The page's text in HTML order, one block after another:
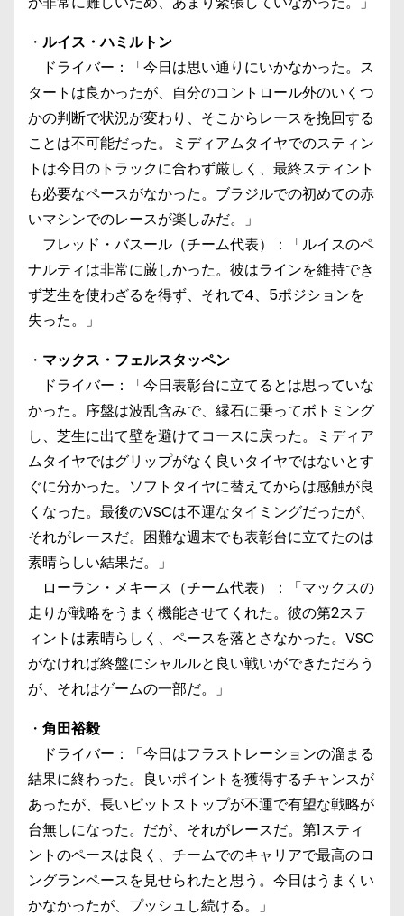
・ ルイス・ハミルトン
ドライバー：「今日は思い通りにいかなかった。ス
タートは良かったが、自分のコントロール外のいくつ
かの判断で状況が変わり、そこからレースを挽回する
ことは不可能だった。ミディアムタイヤでのスティン
トは今日のトラックに合わず厳しく、最終スティント
も必要なペースがなかった。ブラジルでの初めての赤
いマシンでのレースが楽しみだ。」
フレッド・バスール（チーム代表）：「ルイスのペ
ナルティは非常に厳しかった。彼はラインを維持でき
ず芝生を使わざるを得ず、それで4、5ポジションを
失った。」
・ マックス・フェルスタッペン
ドライバー：「今日表彰台に立てるとは思っていな
かった。序盤は波乱含みで、縁石に乗ってボトミング
し、芝生に出て壁を避けてコースに戻った。ミディア
ムタイヤではグリップがなく良いタイヤではないとす
ぐに分かった。ソフトタイヤに替えてからは感触が良
くなった。最後のVSCは不運なタイミングだったが、
それがレースだ。困難な週末でも表彰台に立てたのは
素晴らしい結果だ。」
ローラン・メキース（チーム代表）：「マックスの
走りが戦略をうまく機能させてくれた。彼の第2ステ
ィントは素晴らしく、ペースを落とさなかった。VSC
がなければ終盤にシャルルと良い戦いができただろう
が、それはゲームの一部だ。」
・ 角田裕毅
ドライバー：「今日はフラストレーションの溜まる
結果に終わった。良いポイントを獲得するチャンスが
あったが、長いピットストップが不運で有望な戦略が
台無しになった。だが、それがレースだ。第1スティ
ントのペースは良く、チームでのキャリアで最高のロ
ングランペースを見せられたと思う。今日はうまくい
かなかったが、プッシュし続ける。」